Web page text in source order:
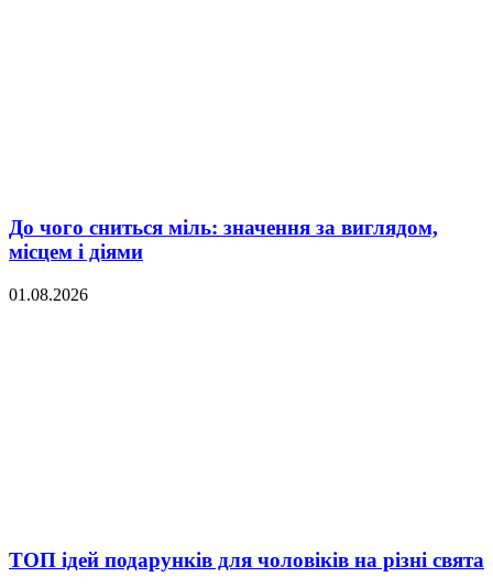
До чого сниться міль: значення за виглядом,
місцем і діями
01.08.2026
ТОП ідей подарунків для чоловіків на різні свята